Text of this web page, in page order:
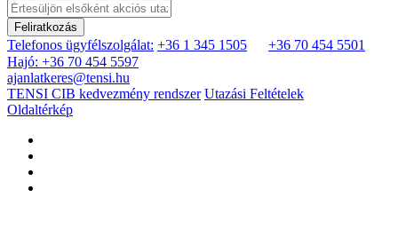
Feliratkozás
Telefonos ügyfélszolgálat: +36 1 345 1505
+36 70 454 5501
Hajó: +36 70 454 5597
ajanlatkeres@tensi.hu
TENSI CIB kedvezmény rendszer Utazási Feltételek
Oldaltérkép